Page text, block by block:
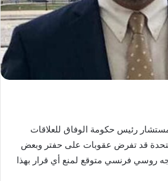
رئيس حكومة الوفاق للعلاقات
قد تفرض عقوبات على حفتر وبعض
روسي فرنسي متوقع لمنع أي قرار بهذا